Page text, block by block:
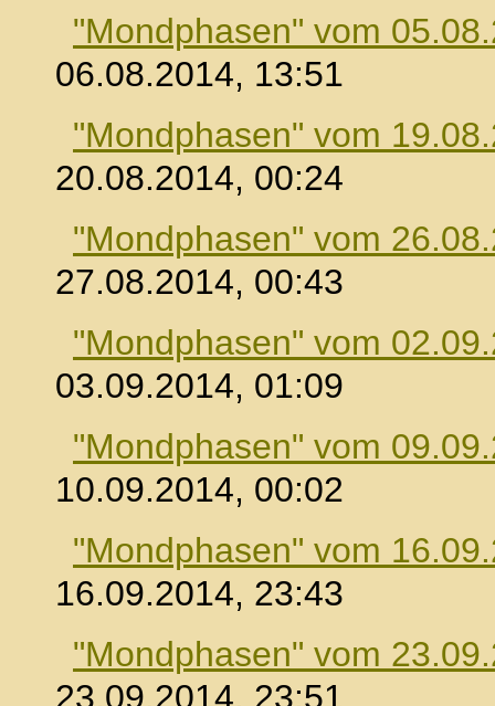
"Mondphasen" vom
06.08.2014, 13:51
"Mondphasen" vom
20.08.2014, 00:24
"Mondphasen" vom
27.08.2014, 00:43
"Mondphasen" vom
03.09.2014, 01:09
"Mondphasen" vom
10.09.2014, 00:02
"Mondphasen" vom
16.09.2014, 23:43
"Mondphasen" vom
23.09.2014, 23:51